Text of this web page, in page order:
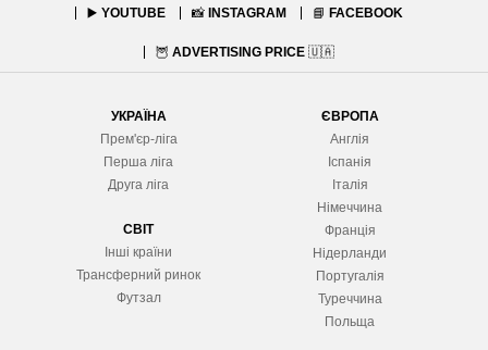
▶️ YOUTUBE 📸 INSTAGRAM 📘 FACEBOOK
🦉 ADVERTISING PRICE 🇺🇦
УКРАЇНА
Прем'єр-ліга
Перша ліга
Друга ліга
СВІТ
Інші країни
Трансферний ринок
Футзал
ЄВРОПА
Англія
Іспанія
Італія
Німеччина
Франція
Нідерланди
Португалія
Туреччина
Польща